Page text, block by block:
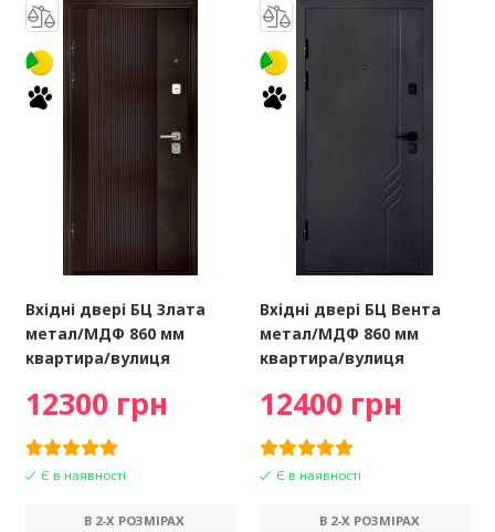
Вхідні двері БЦ Злата
метал/МДФ 860 мм
квартира/вулиця
12300 грн
Є в наявності
В 2-X РОЗМІРАХ
Вхідні двері БЦ Вента
метал/МДФ 860 мм
квартира/вулиця
12400 грн
Є в наявності
В 2-X РОЗМІРАХ